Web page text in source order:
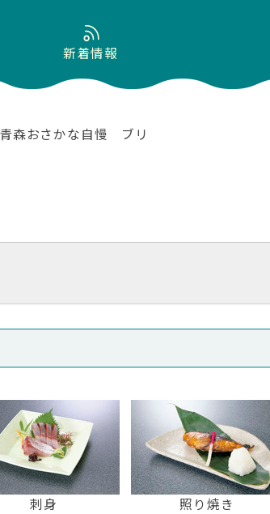
新着情報
森おさかな自慢 ブリ
刺身 照り焼き